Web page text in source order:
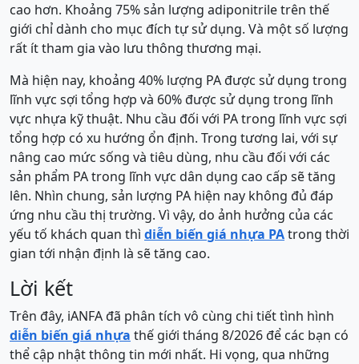
cao hơn. Khoảng 75% sản lượng adiponitrile trên thế
giới chỉ dành cho mục đích tự sử dụng. Và một số lượng
rất ít tham gia vào lưu thông thương mại.
Mà hiện nay, khoảng 40% lượng PA được sử dụng trong
lĩnh vực sợi tổng hợp và 60% được sử dụng trong lĩnh
vực nhựa kỹ thuật. Nhu cầu đối với PA trong lĩnh vực sợi
tổng hợp có xu hướng ổn định. Trong tương lai, với sự
nâng cao mức sống và tiêu dùng, nhu cầu đối với các
sản phẩm PA trong lĩnh vực dân dụng cao cấp sẽ tăng
lên. Nhìn chung, sản lượng PA hiện nay không đủ đáp
ứng nhu cầu thị trường. Vì vậy, do ảnh hưởng của các
yếu tố khách quan thì diễn biến giá nhựa PAtrong thời
gian tới nhận định là sẽ tăng cao.
Lời kết
Trên đây, iANFA đã phân tích vô cùng chi tiết tình hình
diễn biến giá nhựa thế giới tháng 8/2026 để các bạn có
thể cập nhật thông tin mới nhất. Hi vọng, qua những